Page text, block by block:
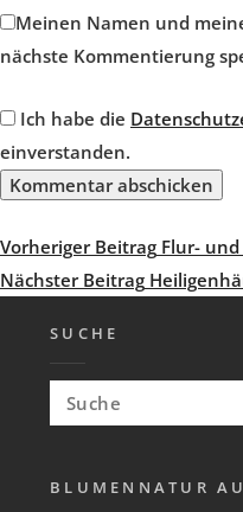
Meinen Namen und
nächste Kommentierung
Ich habe die
einverstanden.
Vorheriger
Beitrag
Vorheriger Beitrag Flur-
Nächster
Nächster Beitrag
SUCHE
Suchen
nach:
BLUMENNATUR